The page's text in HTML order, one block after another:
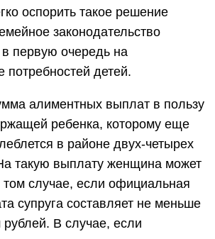
оспорить такое решение
законодательство
первую очередь на
потребностей детей.
алиментных выплат в пользу
ребенка, которому еще
в районе двух-четырех
такую выплату женщина может
том случае, если официальная
супруга составляет не меньше
рублей. В случае, если